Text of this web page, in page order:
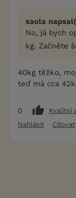
saola
No, já bych
kg. Začněte
40kg těžko,
teď má cca
0
Kvalitní
Nahlásit
Citovat